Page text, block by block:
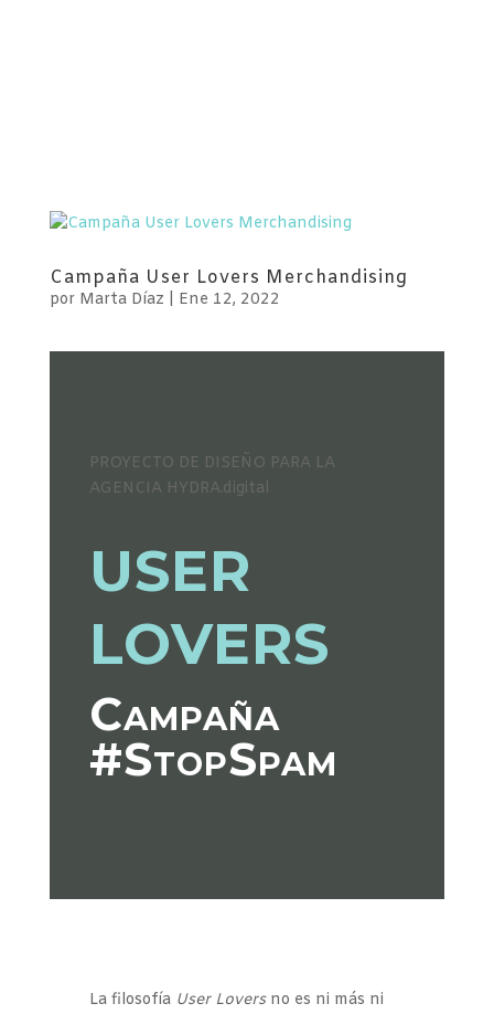
Campaña User Lovers Merchandising
por Marta Díaz Ene 12, 2022
PROYECTO DE DISEÑO PARA LA
AGENCIA HYDRA.digital
USER
LOVERS
Campaña
#StopSpam
La filosofía User Loversno es ni más ni